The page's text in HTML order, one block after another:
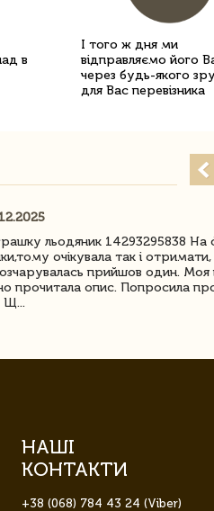
в
І того ж дня ми
відправляємо його
через будь-якого
для Вас перевізника
льодяник 14293295838 На
очікувала так і отримати,
прийшов один. Моя
прочитала опис. Попросила
Щ...
НАШІ
КОНТАКТИ
+38 (068) 784 43 24 (Viber)